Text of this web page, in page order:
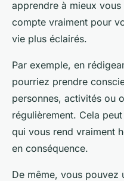
apprendre à mieux
compte vraiment pour
vie plus éclairés.
Par exemple, en
pourriez prendre
personnes, activités ou
régulièrement. Cela
qui vous rend vraiment
en conséquence.
De même, vous pouvez